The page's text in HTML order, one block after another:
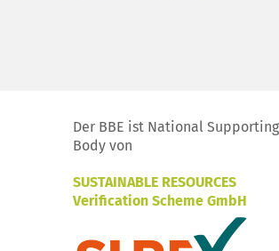
Der BBE ist National Supporting
Body von
SUSTAINABLE RESOURCES
Verification Scheme GmbH